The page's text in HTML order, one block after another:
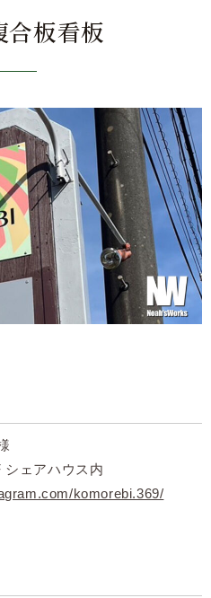
合板看板
シェアハウス内
komorebi.369/